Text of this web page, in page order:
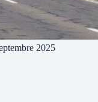
2025